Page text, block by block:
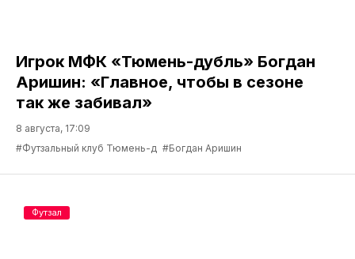
Игрок МФК «Тюмень-дубль» Богдан
Аришин: «Главное, чтобы в сезоне
так же забивал»
8 августа, 17:09
#Футзальный клуб Тюмень-д #Богдан Аришин
Футзал